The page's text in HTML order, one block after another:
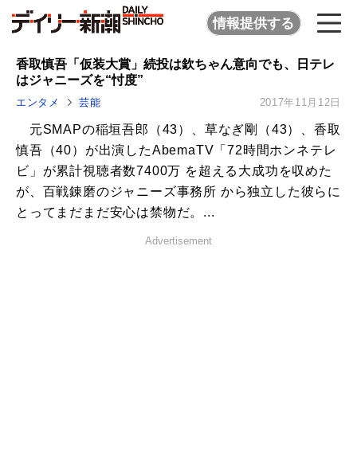
情報提供する
香取慎吾「仮装大賞」続投は欽ちゃん意向でも、日テレ
はジャニーズを“忖度”
エンタメ 芸能 2017年11月12日
元SMAPの稲垣吾郎（43）、草なぎ剛（43）、香取
慎吾（40）が出演したAbemaTV「72時間ホンネテレ
ビ」が累計視聴者数7400万 を超える大成功を収めた
が、百戦錬磨のジャニーズ事務所 から独立した彼らに
とってまだまだ安心は禁物だ。...
Advertisement